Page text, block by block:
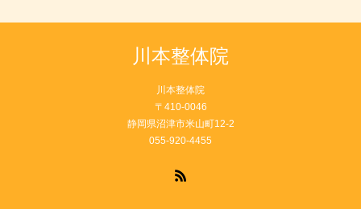
川本整体院
川本整体院
〒410-0046
静岡県沼津市米山町12-2
055-920-4455